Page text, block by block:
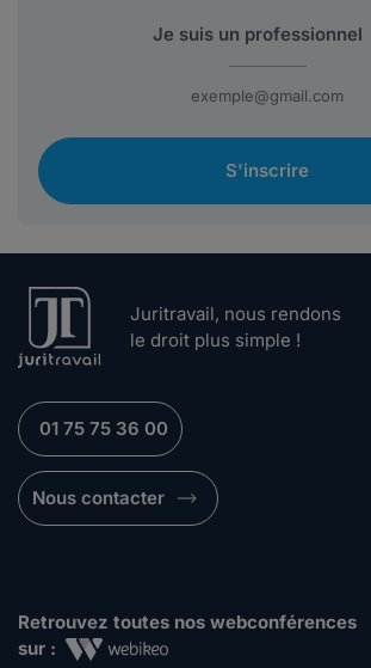
S'inscrire
Juritravail, nous rendons
le droit plus simple !
01 75 75 36 00
Nous contacter
Retrouvez toutes nos webconférences
sur :